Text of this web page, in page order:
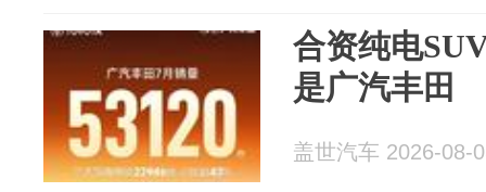
合资纯电
是广汽丰田
盖世汽车 2026-08-